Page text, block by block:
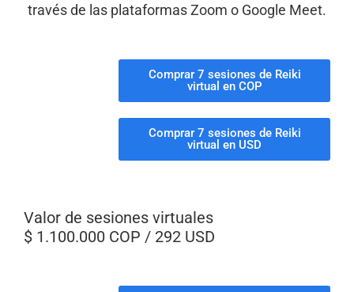
través de las plataformas Zoom o Google Meet.
Comprar 7 sesiones de Reiki
virtual en COP
Comprar 7 sesiones de Reiki
virtual en USD
Valor de sesiones virtuales
$ 1.100.000 COP / 292 USD